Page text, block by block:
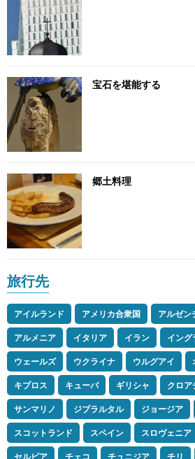
宝石を堪能する
郷土料理
旅行先
アイルランド アメリカ合衆国 アルゼン
アルメニア
イタリア イラン イング
ウェールズ
ウクライナ ウルグアイ
キプロス
キューバ ギリシャ クロア
サンマリノ
ジブラルタル ジョージア
スコットランド
スペイン スロヴェニア
セルビア
チェコ チュニジア チリ